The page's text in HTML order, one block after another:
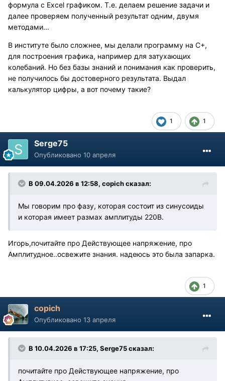
формула с Excel графиком. Т.е. делаем решение задачи и
далее проверяем полученный результат одним, двумя
методами...
В институте было сложнее, мы делали программу на С+,
для построения графика, например для затухающих
колебаний. Но без базы знаний и понимания как проверить,
не получилось бы достоверного результата. Выдал
калькулятор цифры, а вот почему такие?
1 1
Serge75
Опубликовано 10 апреля
В 09.04.2026 в 12:58, copichсказал:
Мы говорим про фазу, которая состоит из синусоиды
и которая имеет размах амплитуды 220В.
Игорь,почитайте про Действующее напряжение, про
Амплитудное..освежите знания. надеюсь это была запарка.
1
copich
Опубликовано 13 апреля
В 10.04.2026 в 17:25, Serge75сказал:
почитайте про Действующее напряжение, про